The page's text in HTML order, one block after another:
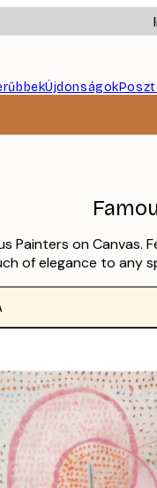
Újdonságok
on
of elegance to any